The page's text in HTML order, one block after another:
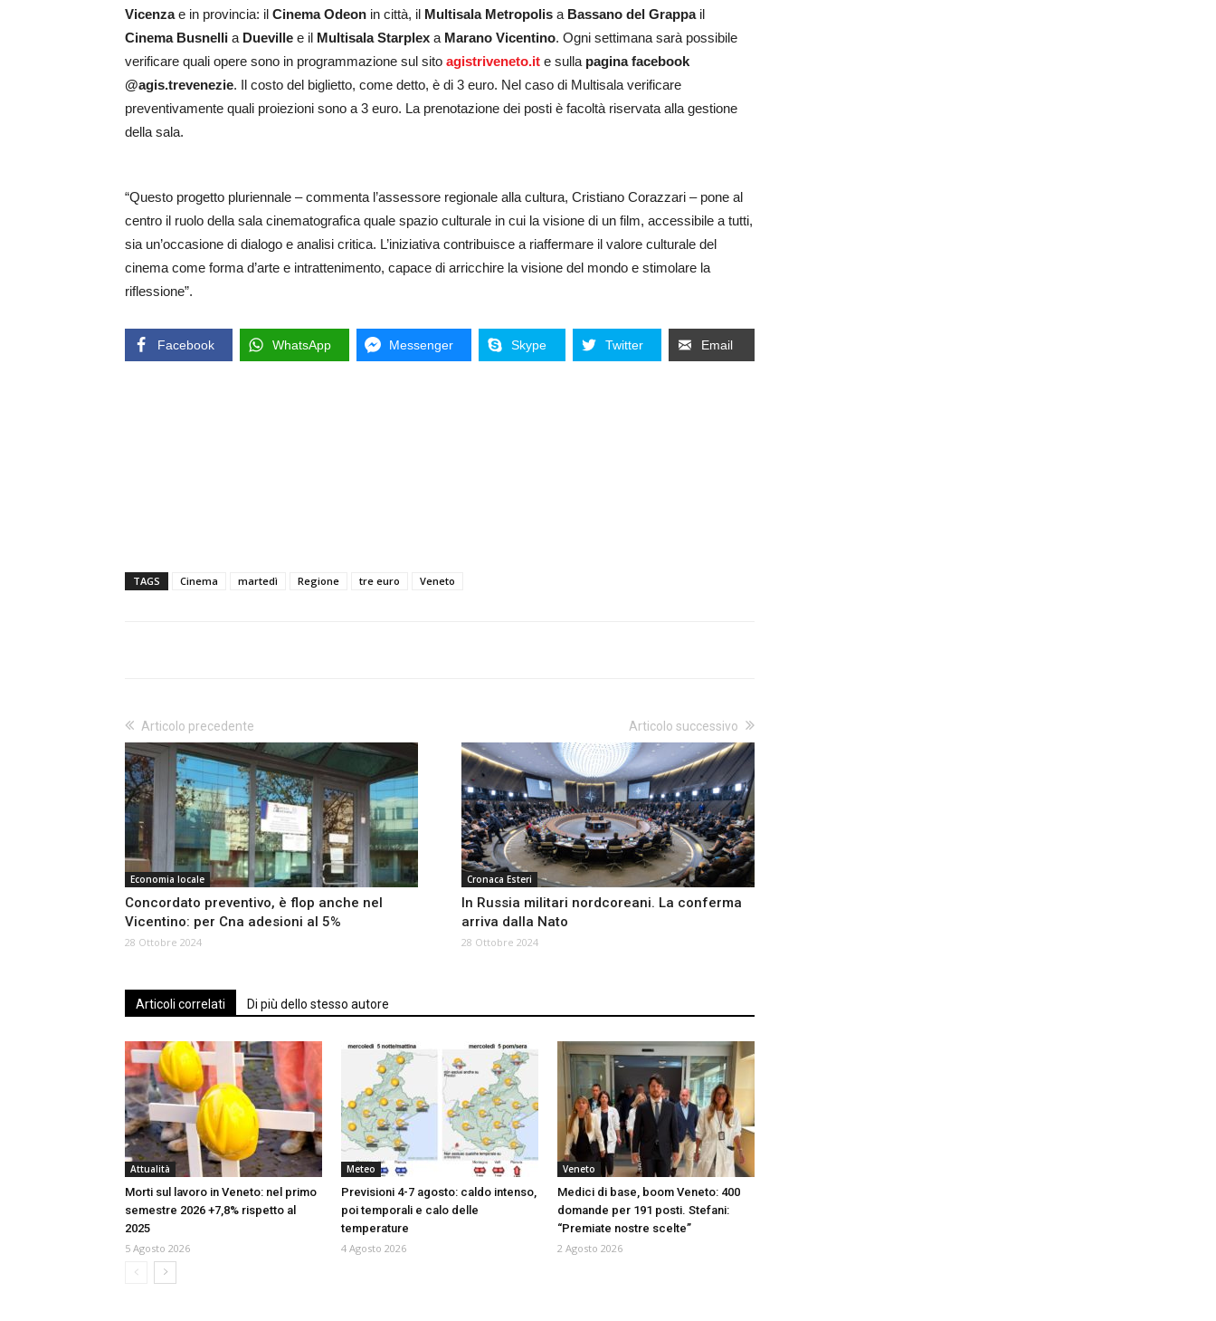
Vicenzae in provincia: il Cinema Odeon in città, il Multisala Metropolis a Bassano del Grappa il
Cinema Busnelli a Dueville e il Multisala Starplex a Marano Vicentino. Ogni settimana sarà possibile
verificare quali opere sono in programmazione sul sito agistriveneto.it e sulla pagina facebook
@agis.trevenezie. Il costo del biglietto, come detto, è di 3 euro. Nel caso di Multisala verificare
preventivamente quali proiezioni sono a 3 euro. La prenotazione dei posti è facoltà riservata alla gestione
della sala.
“Questo progetto pluriennale – commenta l’assessore regionale alla cultura, Cristiano Corazzari – pone al
centro il ruolo della sala cinematografica quale spazio culturale in cui la visione di un film, accessibile a tutti,
sia un’occasione di dialogo e analisi critica. L’iniziativa contribuisce a riaffermare il valore culturale del
cinema come forma d’arte e intrattenimento, capace di arricchire la visione del mondo e stimolare la
riflessione”.
Facebook WhatsApp Messenger Skype Twitter Email
TAGS Cinema martedì Regione tre euro Veneto
Articolo precedente
Economia locale
Concordato preventivo, è flop anche nel
Vicentino: per Cna adesioni al 5%
28 Ottobre 2024
Articolo successivo
Cronaca Esteri
In Russia militari nordcoreani. La conferma
arriva dalla Nato
28 Ottobre 2024
Articoli correlati Di più dello stesso autore
Attualità
Morti sul lavoro in Veneto: nel primo
semestre 2026 +7,8% rispetto al
2025
5 Agosto 2026
Meteo
Previsioni 4-7 agosto: caldo intenso,
poi temporali e calo delle
temperature
4 Agosto 2026
Veneto
Medici di base, boom Veneto: 400
domande per 191 posti. Stefani:
“Premiate nostre scelte”
2 Agosto 2026